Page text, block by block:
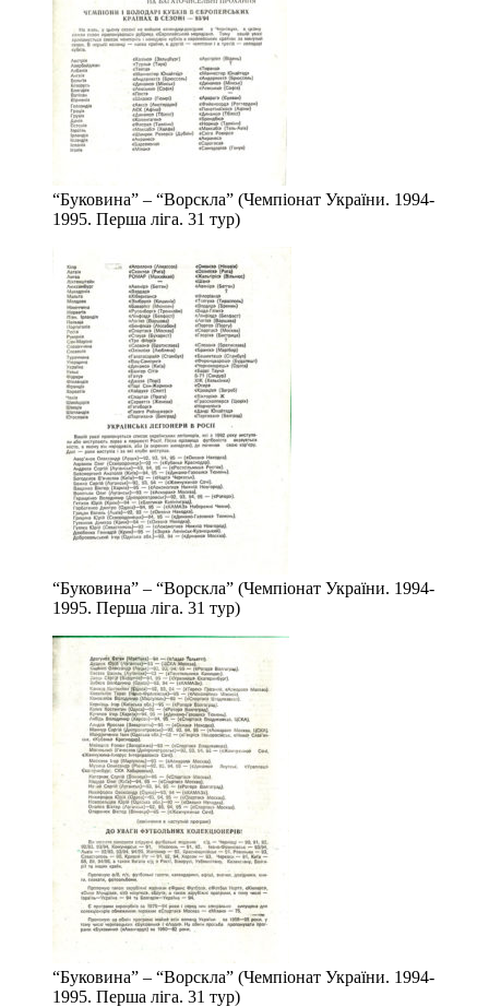
“Буковина” – “Ворскла” (Чемпіонат України. 1994-
1995. Перша ліга. 31 тур)
“Буковина” – “Ворскла” (Чемпіонат України. 1994-
1995. Перша ліга. 31 тур)
“Буковина” – “Ворскла” (Чемпіонат України. 1994-
1995. Перша ліга. 31 тур)